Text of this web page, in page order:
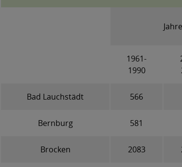
1961-
1990
Bad Lauchstädt 566
Bernburg 581
Brocken 2083